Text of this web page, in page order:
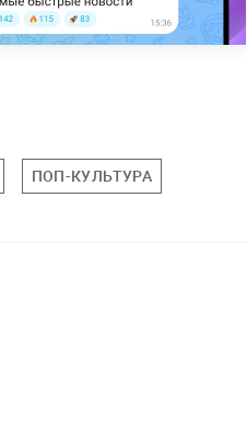
ПОП-КУЛЬТУРА